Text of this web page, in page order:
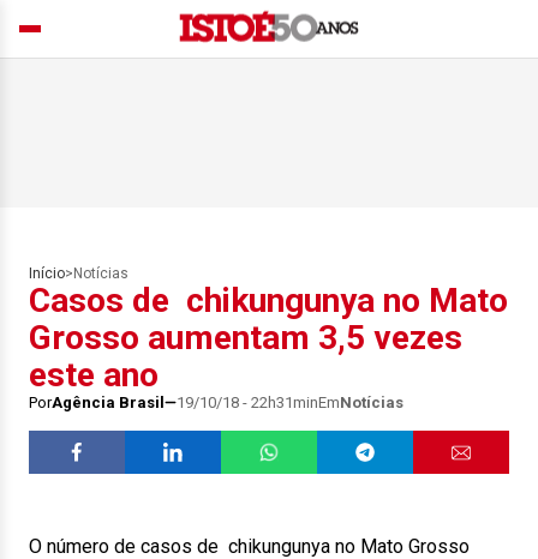
Início> Notícias
Casos de chikungunya no Mato
Grosso aumentam 3,5 vezes
este ano
PorAgência Brasil 19/10/18 - 22h31minEmNotícias
O número de casos de chikungunya no Mato Grosso